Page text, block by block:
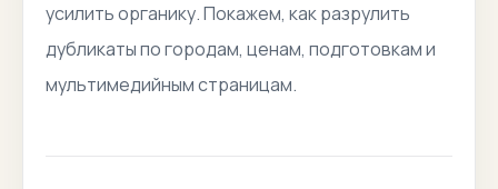
усилить органику. Покажем, как разрулить
дубликаты по городам, ценам, подготовкам и
мультимедийным страницам.